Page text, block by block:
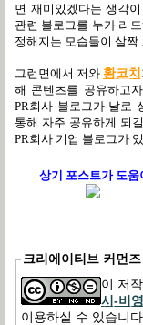
면 재미있겠다는 생각
관련 블로그를 누가 리
정해지는 모습들이 살짝
그런면에서 저와 황코치
해 콘텐츠를 공유하고
PR회사 블로그가 날로
통해 자주 공유하게 되
PR회사 기업 블로그가
상기 포스트가 도움
크리에이티브 커먼
이 저
시-비
이용하실 수 있습니다.